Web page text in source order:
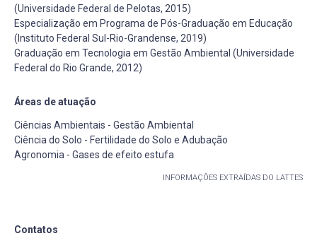
(Universidade Federal de Pelotas, 2015)
Especialização em Programa de Pós-Graduação em Educação
(Instituto Federal Sul-Rio-Grandense, 2019)
Graduação em Tecnologia em Gestão Ambiental (Universidade
Federal do Rio Grande, 2012)
Áreas de atuação
Ciências Ambientais - Gestão Ambiental
Ciência do Solo - Fertilidade do Solo e Adubação
Agronomia - Gases de efeito estufa
INFORMAÇÕES EXTRAÍDAS DO LATTES
Contatos